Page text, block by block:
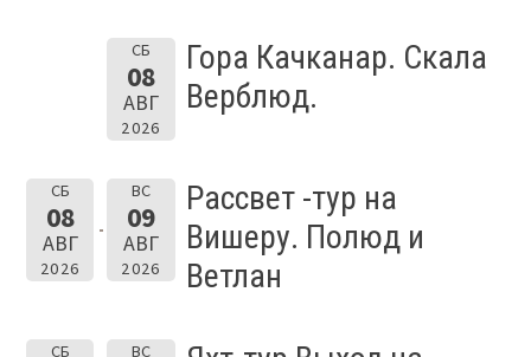
СБ
08
АВГ
2026
Гора Качканар. Скала
Верблюд.
СБ
08
АВГ
2026
ВС
09
АВГ
2026
Рассвет -тур на
Вишеру. Полюд и
Ветлан
СБ ВС